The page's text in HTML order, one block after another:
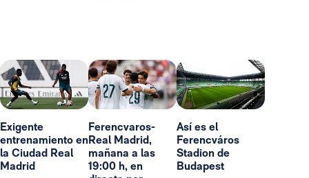
Exigente
entrenamiento en
la Ciudad Real
Madrid
Ferencvaros-
Real Madrid,
mañana a las
19:00 h, en
Así es el
Ferencváros
Stadion de
Budapest